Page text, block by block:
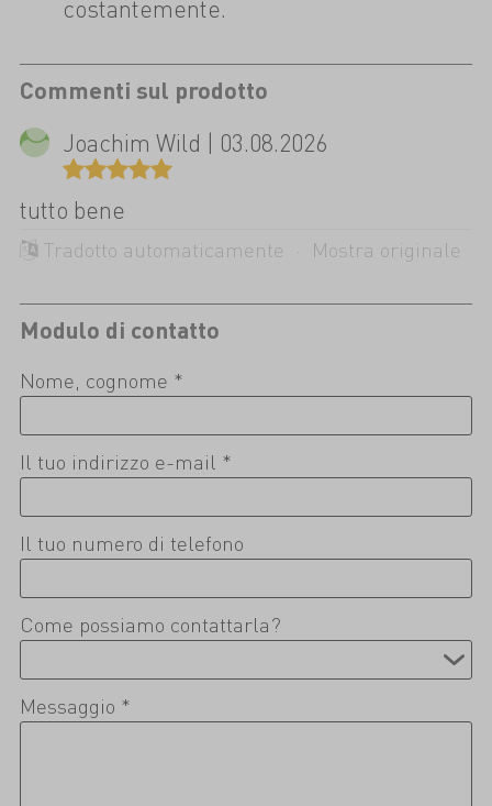
costantemente.
Commenti sul prodotto
Joachim Wild | 03.08.2026
tutto bene
Tradotto automaticamente · Mostra originale
Modulo di contatto
Nome, cognome *
Il tuo indirizzo e-mail *
Il tuo numero di telefono
Come possiamo contattarla?
Messaggio *